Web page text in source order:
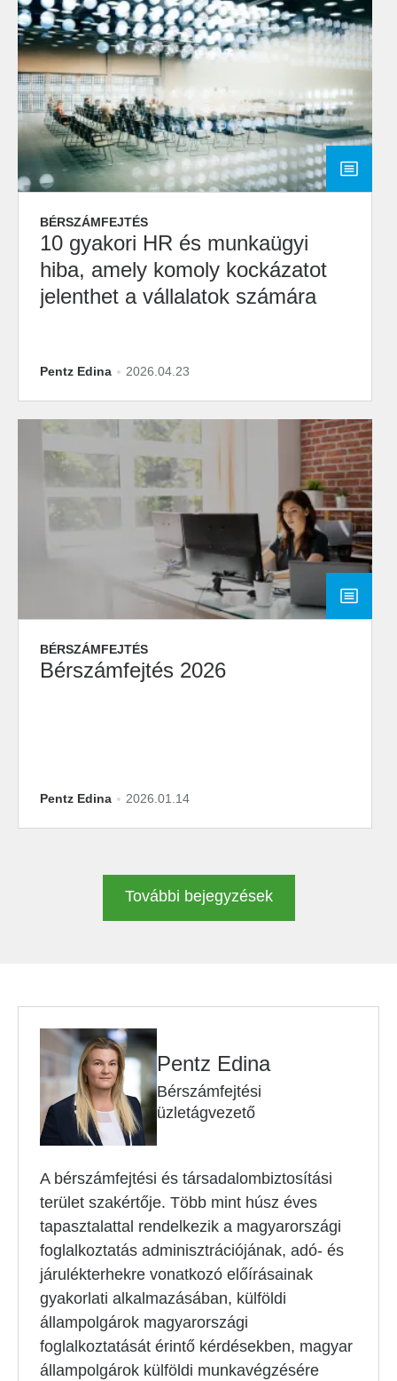
BÉRSZÁMFEJTÉS
10 gyakori HR és munkaügyi
hiba, amely komoly kockázatot
jelenthet a vállalatok számára
Pentz Edina 2026.04.23
BÉRSZÁMFEJTÉS
Bérszámfejtés 2026
Pentz Edina 2026.01.14
További bejegyzések
Pentz Edina
Bérszámfejtési
üzletágvezető
A bérszámfejtési és társadalombiztosítási
terület szakértője. Több mint húsz éves
tapasztalattal rendelkezik a magyarországi
foglalkoztatás adminisztrációjának, adó- és
járulékterhekre vonatkozó előírásainak
gyakorlati alkalmazásában, külföldi
állampolgárok magyarországi
foglalkoztatását érintő kérdésekben, magyar
állampolgárok külföldi munkavégzésére